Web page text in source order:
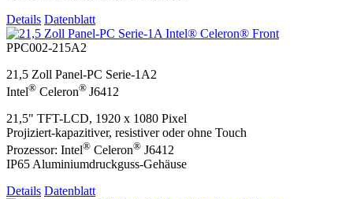
Details Datenblatt
PPC002-215A2
21,5 Zoll Panel-PC Serie-1A2
Intel® Celeron® J6412
21,5" TFT-LCD, 1920 x 1080 Pixel
Projiziert-kapazitiver, resistiver oder ohne Touch
Prozessor: Intel® Celeron® J6412
IP65 Aluminiumdruckguss-Gehäuse
Details Datenblatt